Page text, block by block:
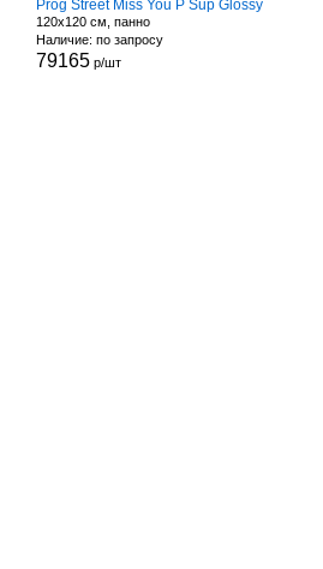
Prog Street Miss You P Sup Glossy
120x120 см, панно
Наличие: по запросу
79165 р/шт